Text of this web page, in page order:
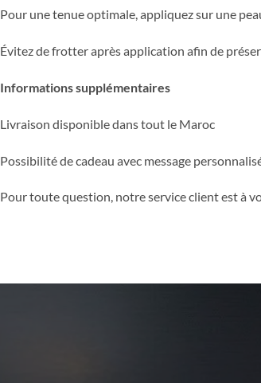
Pour une tenue optimale, appliquez sur une
Évitez de frotter après application afin de
Informations supplémentaires
Livraison disponible dans tout le Maroc
Possibilité de cadeau avec message
Pour toute question, notre service client est à